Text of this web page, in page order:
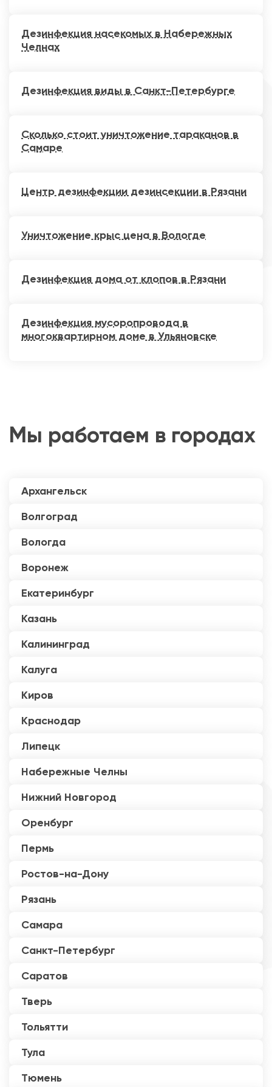
Дезинфекция насекомых в Набережных
Челнах
Дезинфекция виды в Санкт-Петербурге
Сколько стоит уничтожение тараканов в
Самаре
Центр дезинфекции дезинсекции в Рязани
Уничтожение крыс цена в Вологде
Дезинфекция дома от клопов в Рязани
Дезинфекция мусоропровода в
многоквартирном доме в Ульяновске
Мы работаем в городах
Архангельск
Волгоград
Вологда
Воронеж
Екатеринбург
Казань
Калининград
Калуга
Киров
Краснодар
Липецк
Набережные Челны
Нижний Новгород
Оренбург
Пермь
Ростов-на-Дону
Рязань
Самара
Санкт-Петербург
Саратов
Тверь
Тольятти
Тула
Тюмень